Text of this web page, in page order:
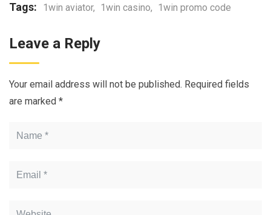
Tags: 1win aviator, 1win casino, 1win promo code
Leave a Reply
Your email address will not be published. Required fields
are marked *